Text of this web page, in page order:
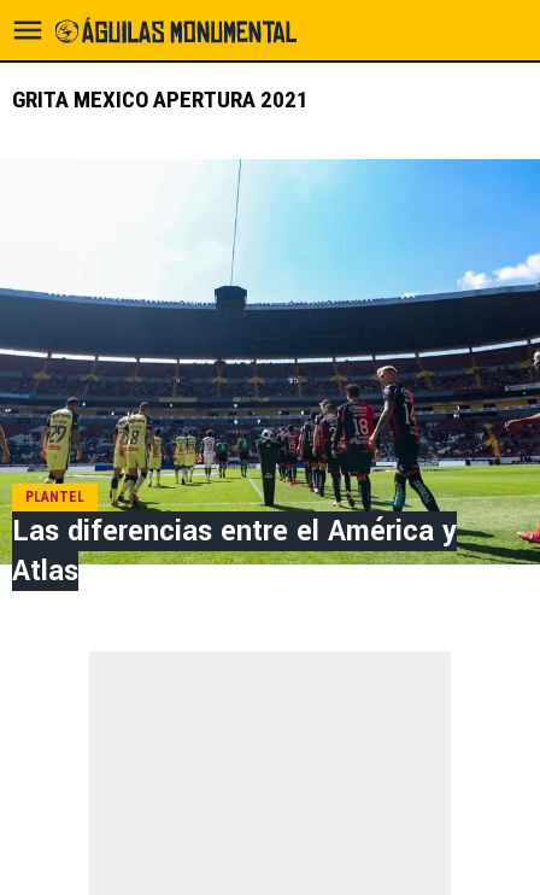
GRITA MEXICO APERTURA 2021
PLANTEL
Las diferencias entre el América y
Atlas